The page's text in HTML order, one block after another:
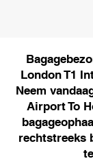
London T1
Neem
Airport To
rechtstreeks